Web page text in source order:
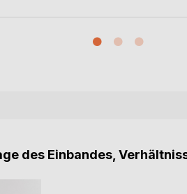
des Einbandes,